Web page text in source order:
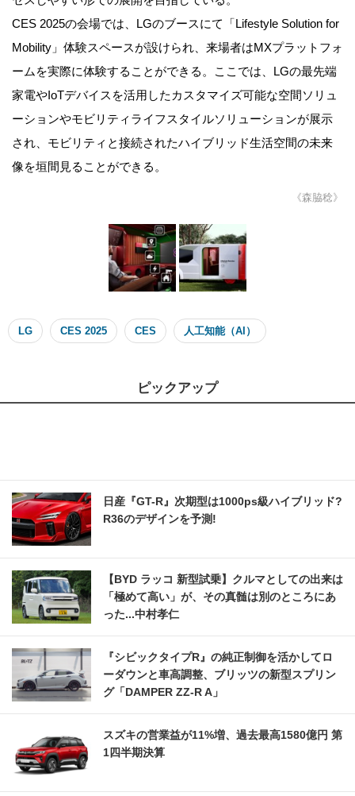
CES 2025の会場では、LGのブースにて「Lifestyle Solution for
Mobility」体験スペースが設けられ、来場者はMXプラットフォ
ームを実際に体験することができる。ここでは、LGの最先端
家電やIoTデバイスを活用したカスタマイズ可能な空間ソリュ
ーションやモビリティライフスタイルソリューションが展示
され、モビリティと接続されたハイブリッド生活空間の未来
像を垣間見ることができる。
《森脇稔》
LG CES 2025 CES 人工知能（AI）
ピックアップ
日産『GT-R』次期型は1000ps級ハイブリッド?
R36のデザインを予測!
【BYD ラッコ 新型試乗】クルマとしての出来は
「極めて高い」が、その真髄は別のところにあ
った...中村孝仁
『シビックタイプR』の純正制御を活かしてロ
ーダウンと車高調整、ブリッツの新型スプリン
グ「DAMPER ZZ-R A」
スズキの営業益が11%増、過去最高1580億円 第
1四半期決算